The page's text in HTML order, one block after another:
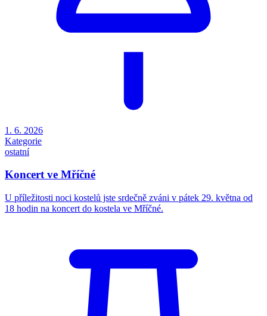
1. 6. 2026
Kategorie
ostatní
Koncert ve Mříčné
U příležitosti noci kostelů jste srdečně zváni v pátek 29. května od
18 hodin na koncert do kostela ve Mříčné.